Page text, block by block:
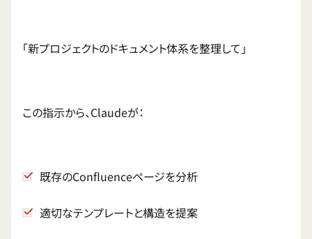
「新プロジェクトのドキュメント体系を整理して」
この指示から、Claudeが：
既存のConfluenceページを分析
適切なテンプレートと構造を提案